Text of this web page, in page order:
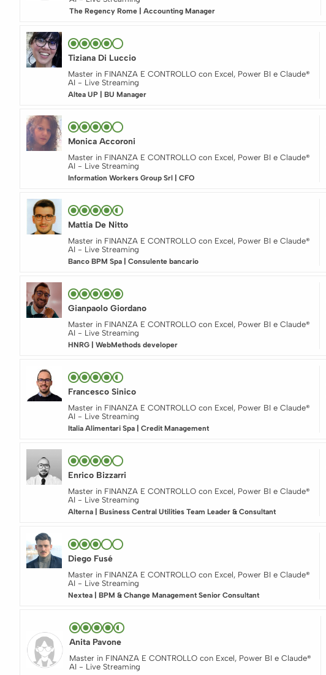
The Regency Rome | Accounting Manager
Tiziana Di Luccio
Master in FINANZA E CONTROLLO con Excel, Power BI e Claude®
AI - Live Streaming
Altea UP | BU Manager
Monica Accoroni
Master in FINANZA E CONTROLLO con Excel, Power BI e Claude®
AI - Live Streaming
Information Workers Group Srl | CFO
Mattia De Nitto
Master in FINANZA E CONTROLLO con Excel, Power BI e Claude®
AI - Live Streaming
Banco BPM Spa | Consulente bancario
Gianpaolo Giordano
Master in FINANZA E CONTROLLO con Excel, Power BI e Claude®
AI - Live Streaming
HNRG | WebMethods developer
Francesco Sinico
Master in FINANZA E CONTROLLO con Excel, Power BI e Claude®
AI - Live Streaming
Italia Alimentari Spa | Credit Management
Enrico Bizzarri
Master in FINANZA E CONTROLLO con Excel, Power BI e Claude®
AI - Live Streaming
Alterna | Business Central Utilities Team Leader & Consultant
Diego Fusé
Master in FINANZA E CONTROLLO con Excel, Power BI e Claude®
AI - Live Streaming
Nextea | BPM & Change Management Senior Consultant
Anita Pavone
Master in FINANZA E CONTROLLO con Excel, Power BI e Claude®
AI - Live Streaming